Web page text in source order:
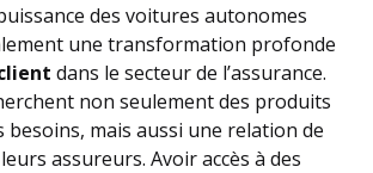
des voitures autonomes
une transformation profonde
dans le secteur de l’assurance.
non seulement des produits
besoins, mais aussi une relation de
assureurs. Avoir accès à des